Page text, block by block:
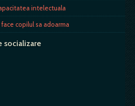
intelectuala
copilul sa adoarma
socializare